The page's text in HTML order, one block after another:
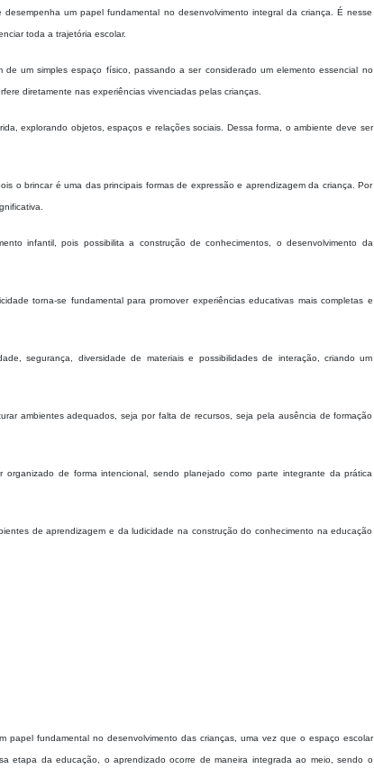
um papel fundamental no desenvolvimento integral da criança. É nesse
toda a trajetória escolar.
um simples espaço físico, passando a ser considerado um elemento essencial no
diretamente nas experiências vivenciadas pelas crianças.
explorando objetos, espaços e relações sociais. Dessa forma, o ambiente deve ser
o brincar é uma das principais formas de expressão e aprendizagem da criança. Por
infantil, pois possibilita a construção de conhecimentos, o desenvolvimento da
torna-se fundamental para promover experiências educativas mais completas e
segurança, diversidade de materiais e possibilidades de interação, criando um
ambientes adequados, seja por falta de recursos, seja pela ausência de formação
de forma intencional, sendo planejado como parte integrante da prática
de aprendizagem e da ludicidade na construção do conhecimento na educação
papel fundamental no desenvolvimento das crianças, uma vez que o espaço escolar
etapa da educação, o aprendizado ocorre de maneira integrada ao meio, sendo o